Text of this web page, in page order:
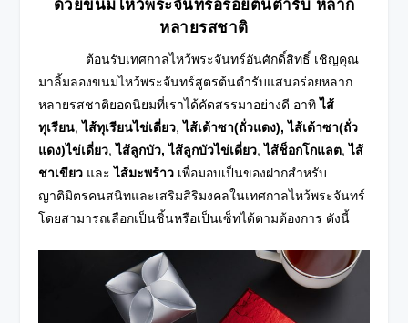
ด้วยขนมไหว้พระจันทร์อร่อยต้นตำรับ หลาก
หลายรสชาติ
ต้อนรับเทศกาลไหว้พระจันทร์อันศักดิ์สิทธิ์ เชิญคุณ
มาลิ้มลองขนมไหว้พระจันทร์สูตรต้นตำรับแสนอร่อยหลาก
หลายรสชาติยอดนิยมที่เราได้คัดสรรมาอย่างดี อาทิไส้
ทุเรียน,ไส้ทุเรียนไข่เดี่ยว,ไส้เต้าซา(ถั่วแดง), ไส้เต้าซา(ถั่ว
แดง)ไข่เดี่ยว,ไส้ลูกบัว, ไส้ลูกบัวไข่เดี่ยว,ไส้ช็อกโกแลต,ไส้
ชาเขียว และไส้มะพร้าว เพื่อมอบเป็นของฝากสำหรับ
ญาติมิตรคนสนิทและเสริมสิริมงคลในเทศกาลไหว้พระจันทร์
โดยสามารถเลือกเป็นชิ้นหรือเป็นเซ็ทได้ตามต้องการ ดังนี้